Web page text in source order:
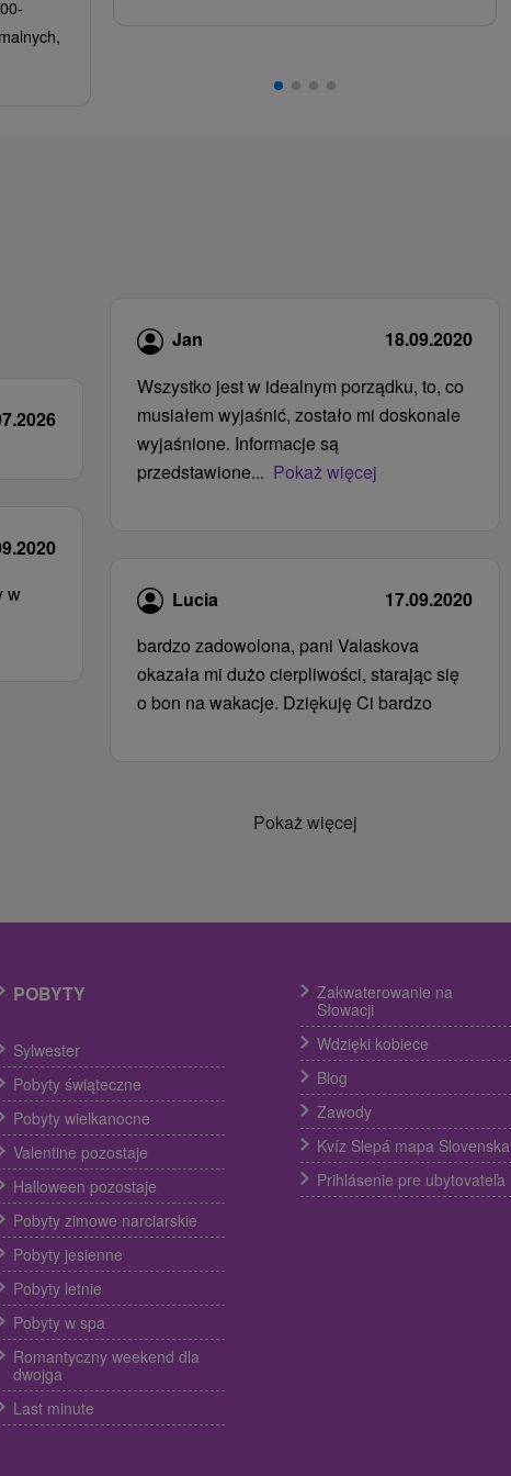
w
Jan
18.09.2020
Wszystko jest w idealnym porządku, to, co
musiałem wyjaśnić, zostało mi doskonale
wyjaśnione. Informacje są
przedstawione... Pokaż więcej
Lucia
17.09.2020
bardzo zadowolona, ​​pani Valaskova
okazała mi dużo cierpliwości, starając się
o bon na wakacje. Dziękuję Ci bardzo
Pokaż więcej
POBYTY
Sylwester
Pobyty świąteczne
Pobyty wielkanocne
Valentine pozostaje
Halloween pozostaje
Pobyty zimowe narciarskie
Pobyty jesienne
Pobyty letnie
Pobyty w spa
Romantyczny weekend dla
dwojga
Last minute
Zakwaterowanie na
Słowacji
Wdzięki kobiece
Blog
Zawody
Kvíz Slepá mapa Slovenska
Prihlásenie pre ubytovateľa